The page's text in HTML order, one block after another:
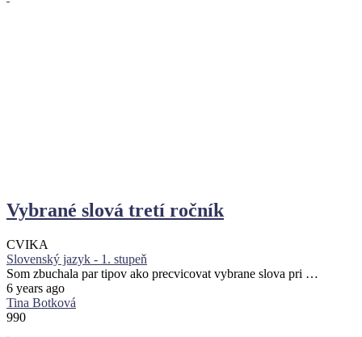
Vybrané slová tretí ročník
CVIKA
Slovenský jazyk - 1. stupeň
Som zbuchala par tipov ako precvicovat vybrane slova pri …
6 years ago
Tina Botková
990